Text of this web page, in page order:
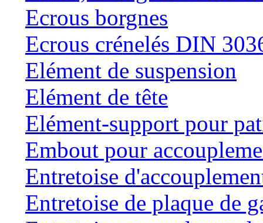
Ecrous borgnes
Ecrous crénelés DIN
Elément de suspension
Elément de tête
Elément-support pour
Embout pour
Entretoise
Entretoise de plaque de